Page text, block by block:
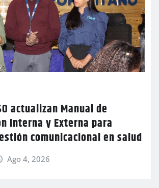
actualizan Manual de
Interna y Externa para
comunicacional en salud
Ago 4, 2026